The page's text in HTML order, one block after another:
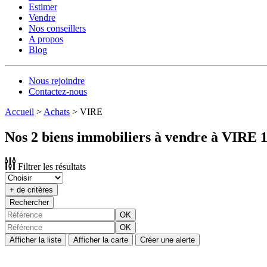
Estimer
Vendre
Nos conseillers
A propos
Blog
Nous rejoindre
Contactez-nous
Accueil > Achats > VIRE
Nos 2 biens immobiliers à vendre à VIRE
Filtrer les résultats
+ de critères
Rechercher
OK
OK
Afficher la liste
Afficher la carte Créer une alerte